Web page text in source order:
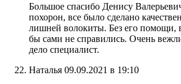
Большое спасибо Денису
похорон, все было сделано
лишней волокиты. Без его помощи,
бы сами не справились. Очень
дело специалист.
Наталья 09.09.2021 в 19:10